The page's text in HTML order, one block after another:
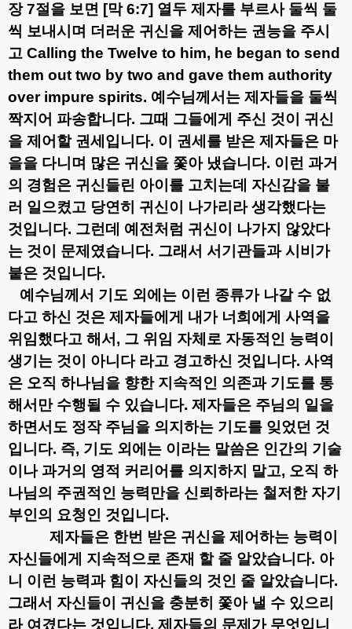
장7절을 보면 [막6:7] 열두 제자를 부르사 둘씩 둘
씩 보내시며 더러운 귀신을 제어하는 권능을 주시
고 Calling the Twelve to him, he began to send
them out two by two and gave them authority
over impure spirits. 예수님께서는 제자들을 둘씩
짝지어 파송합니다. 그때 그들에게 주신 것이 귀신
을 제어할 권세입니다. 이 권세를 받은 제자들은 마
을을 다니며 많은 귀신을 쫓아 냈습니다. 이런 과거
의 경험은 귀신들린 아이를 고치는데 자신감을 불
러 일으켰고 당연히 귀신이 나가리라 생각했다는
것입니다. 그런데 예전처럼 귀신이 나가지 않았다
는 것이 문제였습니다. 그래서 서기관들과 시비가
붙은 것입니다.
예수님께서 기도 외에는 이런 종류가 나갈 수 없
다고 하신 것은 제자들에게 내가 너희에게 사역을
위임했다고 해서 , 그 위임 자체로 자동적인 능력이
생기는 것이 아니다 라고 경고하신 것입니다. 사역
은 오직 하나님을 향한 지속적인 의존과 기도를 통
해서만 수행될 수 있습니다. 제자들은 주님의 일을
하면서도 정작 주님을 의지하는 기도를 잊었던 것
입니다. 즉, 기도 외에는 이라는 말씀은 인간의 기술
이나 과거의 영적 커리어를 의지하지 말고, 오직 하
나님의 주권적인 능력만을 신뢰하라는 철저한 자기
부인의 요청인 것입니다.
제자들은 한번 받은 귀신을 제어하는 능력이
자신들에게 지속적으로 존재 할 줄 알았습니다. 아
니 이런 능력과 힘이 자신들의 것인 줄 알았습니다.
그래서 자신들이 귀신을 충분히 쫓아 낼 수 있으리
라 여겼다는 것입니다. 제자들의 문제가 무엇입니